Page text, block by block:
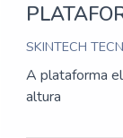
SKINTECH
A plataforma
altura